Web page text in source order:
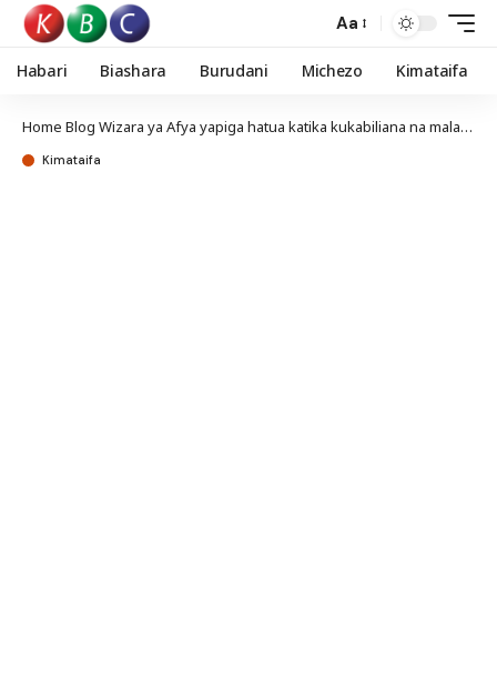
Aa
Habari Biashara Burudani Michezo Kimataifa
Home Blog Wizara ya Afya yapiga hatua katika kukabiliana na malaria
Kimataifa